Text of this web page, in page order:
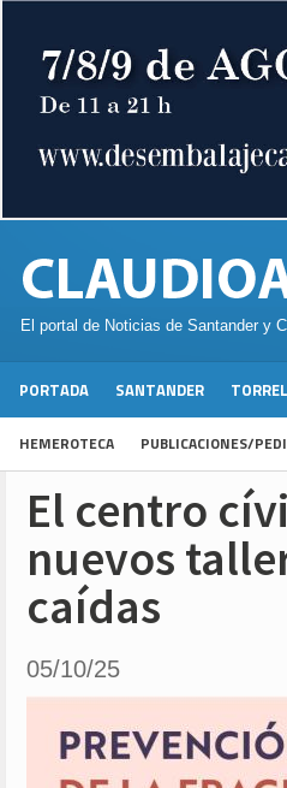
El portal de Noticias de Santander y
PORTADA SANTANDER
HEMEROTECA PUBLICACIONES/
El centro
nuevos
caídas
05/10/25